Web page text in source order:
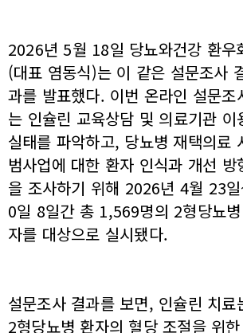
2026년 5월 18일 당뇨와건강 환우
(대표 염동식)는 이 같은 설문조사
과를 발표했다. 이번 온라인 설문조
는 인슐린 교육상담 및 의료기관 이
실태를 파악하고, 당뇨병 재택의료
범사업에 대한 환자 인식과 개선 방
을 조사하기 위해 2026년 4월 23
0일 8일간 총 1,569명의 2형당뇨
자를 대상으로 실시됐다.
설문조사 결과를 보면, 인슐린 치료
2형당뇨병 환자의 혈당 조절을 위